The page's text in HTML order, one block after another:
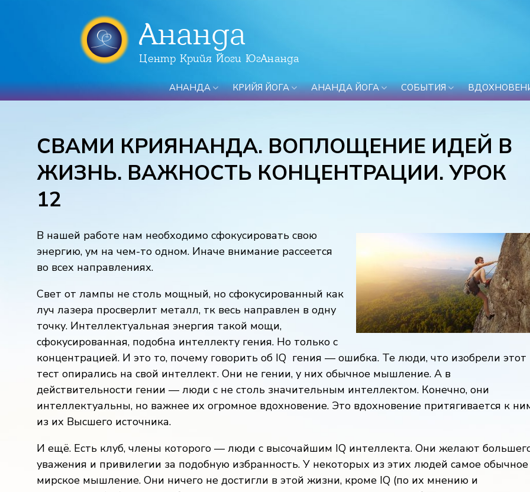
Ананда
Центр Крийя Йоги ЮгАнанда
АНАНДА КРИЙЯ ЙОГА АНАНДА ЙОГА СОБЫТИЯ
СВАМИ КРИЯНАНДА. ВОПЛОЩЕНИЕ ИДЕЙ В
ЖИЗНЬ. ВАЖНОСТЬ КОНЦЕНТРАЦИИ. УРОК
12
В нашей работе нам необходимо сфокусировать свою
энергию, ум на чем-то одном. Иначе внимание рассеется
во всех направлениях.
Свет от лампы не столь мощный, но сфокусированный как
луч лазера просверлит металл, тк весь направлен в одну
точку. Интеллектуальная энергия такой мощи,
сфокусированная, подобна интеллекту гения. Но только с
концентрацией. И это то, почему говорить об IQ гения — ошибка. Те люди, что изобрели этот
тест опирались на свой интеллект. Они не гении, у них обычное мышление. А в
действительности гении — люди с не столь значительным интеллектом. Конечно, они
интеллектуальны, но важнее их огромное вдохновение. Это вдохновение притягивается к
из их Высшего источника.
И ещё. Есть клуб, члены которого — люди с высочайшим IQ интеллекта. Они желают
уважения и привилегии за подобную избранность. У некоторых из этих людей самое обычное
мирское мышление. Они ничего не достигли в этой жизни, кроме IQ (по их мнению и